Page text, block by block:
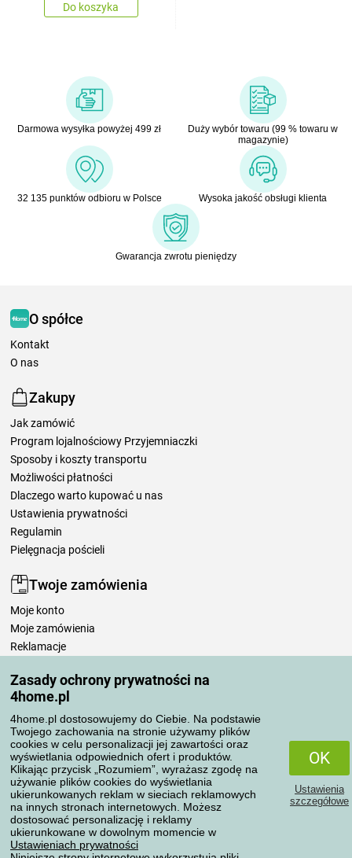
Zasady ochrony prywatności na
4home.pl
4home.pl dostosowujemy do Ciebie. Na podstawie
Twojego zachowania na stronie używamy plików
cookies w celu personalizacji jej zawartości oraz
wyświetlania odpowiednich ofert i produktów.
Klikając przycisk „Rozumiem”, wyrażasz zgodę na
używanie plików cookies do wyświetlania
ukierunkowanych reklam w sieciach reklamowych
na innych stronach internetowych. Możesz
dostosować personalizację i reklamy
ukierunkowane w dowolnym momencie w
Ustawieniach prywatności
OK
Ustawienia
szczegółowe
Do koszyka
Darmowa wysyłka powyżej 499 zł
Duży wybór towaru (99 % towaru w
magazynie)
32 135 punktów odbioru w Polsce Wysoka jakość obsługi klienta
Gwarancja zwrotu pieniędzy
O spółce
Kontakt
O nas
Zakupy
Jak zamówić
Program lojalnościowy Przyjemniaczki
Sposoby i koszty transportu
Możliwości płatności
Dlaczego warto kupować u nas
Ustawienia prywatności
Regulamin
Pielęgnacja pościeli
Twoje zamówienia
Moje konto
Moje zamówienia
Reklamacje
Zasady przetwarzania recenzji
Sposoby transportu
Metody płatności
Niezawodny sklep